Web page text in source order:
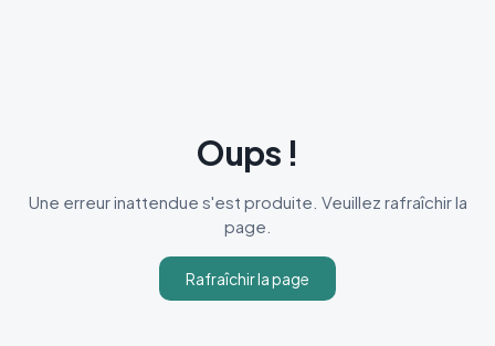
Oups !
Une erreur inattendue s'est produite. Veuillez rafraîchir la
page.
Rafraîchir la page